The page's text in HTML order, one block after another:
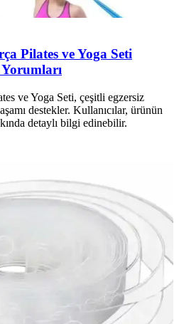
Pilates ve Yoga Seti
Yorumları
ve Yoga Seti, çeşitli egzersiz
destekler. Kullanıcılar, ürünün
detaylı bilgi edinebilir.